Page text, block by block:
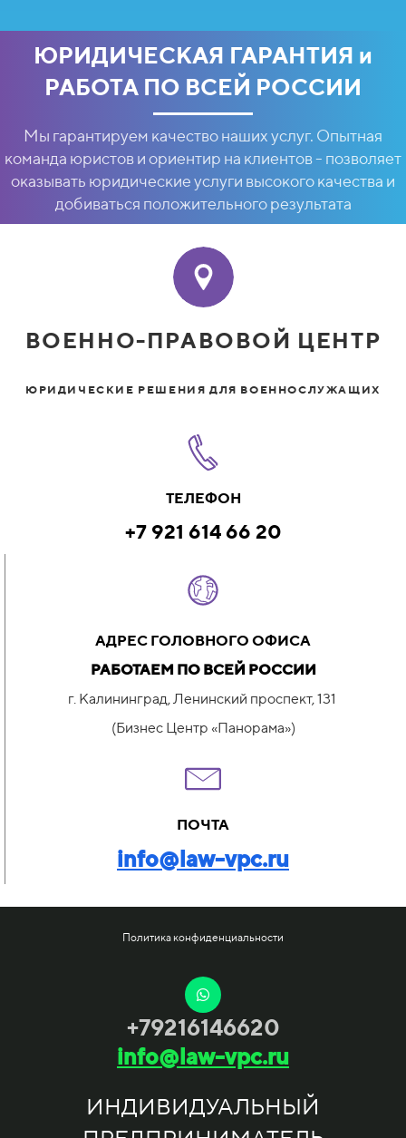
ЮРИДИЧЕСКАЯ ГАРАНТИЯ и
РАБОТА ПО ВСЕЙ РОССИИ
Мы гарантируем качество наших услуг. Опытная
команда юристов и ориентир на клиентов - позволяет
оказывать юридические услуги высокого качества и
добиваться положительного результата
ВОЕННО-ПРАВОВОЙ ЦЕНТР
ЮРИДИЧЕСКИЕ РЕШЕНИЯ ДЛЯ ВОЕННОСЛУЖАЩИХ
ТЕЛЕФОН
+7 921 614 66 20
АДРЕС ГОЛОВНОГО ОФИСА
РАБОТАЕМ ПО ВСЕЙ РОССИИ
г. Калининград, Ленинский проспект, 131
(Бизнес Центр «Панорама»)
ПОЧТА
info@law-vpc.ru
Политика конфиденциальности
+79216146620
info@law-vpc.ru
ИНДИВИДУАЛЬНЫЙ